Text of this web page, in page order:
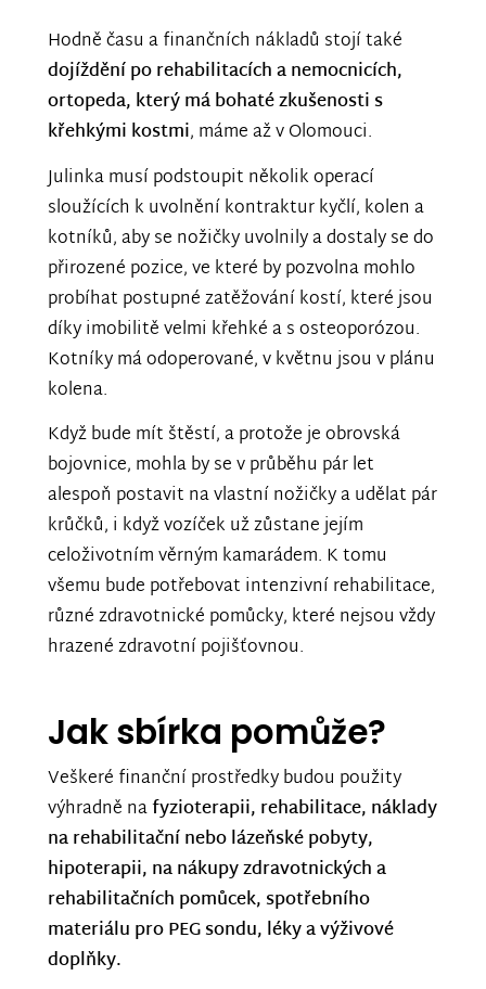
Hodně času a finančních nákladů stojí také
dojíždění po rehabilitacích a nemocnicích,
ortopeda, který má bohaté zkušenosti s
křehkými kostmi, máme až v Olomouci.
Julinka musí podstoupit několik operací
sloužících k uvolnění kontraktur kyčlí, kolen a
kotníků, aby se nožičky uvolnily a dostaly se do
přirozené pozice, ve které by pozvolna mohlo
probíhat postupné zatěžování kostí, které jsou
díky imobilitě velmi křehké a s osteoporózou.
Kotníky má odoperované, v květnu jsou v plánu
kolena.
Když bude mít štěstí, a protože je obrovská
bojovnice, mohla by se v průběhu pár let
alespoň postavit na vlastní nožičky a udělat pár
krůčků, i když vozíček už zůstane jejím
celoživotním věrným kamarádem. K tomu
všemu bude potřebovat intenzivní rehabilitace,
různé zdravotnické pomůcky, které nejsou vždy
hrazené zdravotní pojišťovnou.
Jak sbírka pomůže?
Veškeré finanční prostředky budou použity
výhradně nafyzioterapii, rehabilitace, náklady
na rehabilitační nebo lázeňské pobyty,
hipoterapii, na nákupy zdravotnických a
rehabilitačních pomůcek, spotřebního
materiálu pro PEG sondu, léky a výživové
doplňky.